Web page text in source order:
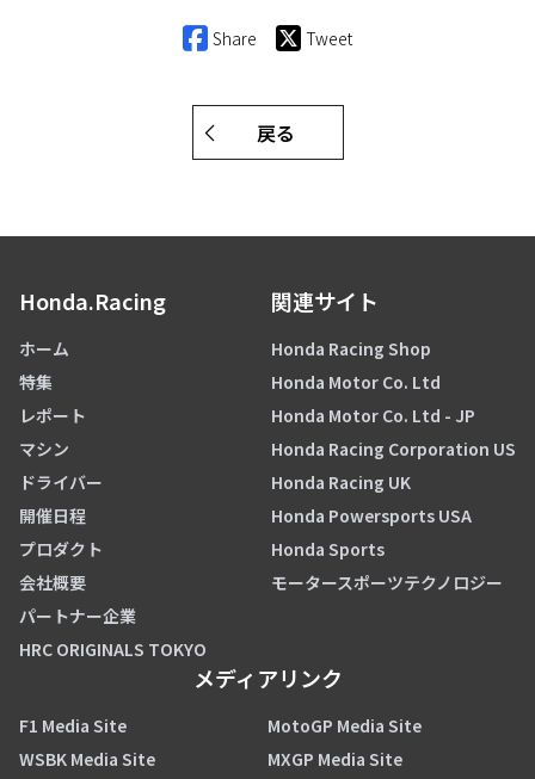
Share Tweet
戻る
Honda.Racing
ホーム
特集
レポート
マシン
ドライバー
開催日程
プロダクト
会社概要
パートナー企業
HRC ORIGINALS TOKYO
関連サイト
Honda Racing Shop
Honda Motor Co. Ltd
Honda Motor Co. Ltd - JP
Honda Racing Corporation US
Honda Racing UK
Honda Powersports USA
Honda Sports
モータースポーツテクノロジー
メディアリンク
F1 Media Site
MotoGP Media Site
WSBK Media Site
MXGP Media Site